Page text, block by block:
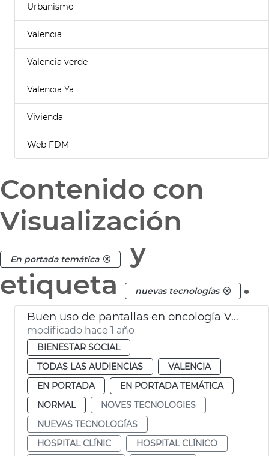
Urbanismo
Valencia
Valencia verde
Valencia Ya
Vivienda
Web FDM
Contenido con
Visualización
En portada temática
y
etiqueta
nuevas tecnologías .
Buen uso de pantallas en oncología València
modificado hace 1 año
BIENESTAR SOCIAL
TODAS LAS AUDIENCIAS
VALENCIA
EN PORTADA
EN PORTADA TEMÁTICA
NORMAL
NOVES TECNOLOGIES
NUEVAS TECNOLOGÍAS
HOSPITAL CLÍNIC
HOSPITAL CLÍNICO